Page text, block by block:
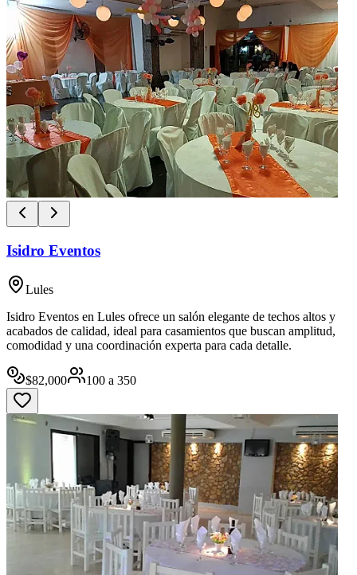
Isidro Eventos
Lules
Isidro Eventos en Lules ofrece un salón elegante de techos altos y
acabados de calidad, ideal para casamientos que buscan amplitud,
comodidad y una coordinación experta para cada detalle.
$82,000 100 a 350